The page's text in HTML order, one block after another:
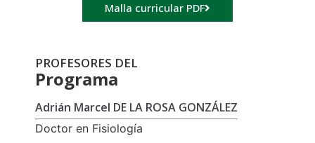
Malla curricular PDF
PROFESORES DEL
Programa
Adrián Marcel DE LA ROSA GONZÁLEZ
Doctor en Fisiología